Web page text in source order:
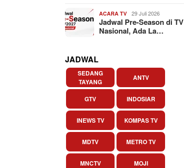
ACARA TV 29 Juli 2026
Jadwal Pre-Season di TV
Nasional, Ada La…
JADWAL
SEDANG
TAYANG
ANTV
GTV INDOSIAR
INEWS TV KOMPAS TV
MDTV METRO TV
MNCTV MOJI